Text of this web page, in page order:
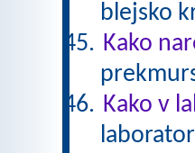
blejsko
Kako
Kako v